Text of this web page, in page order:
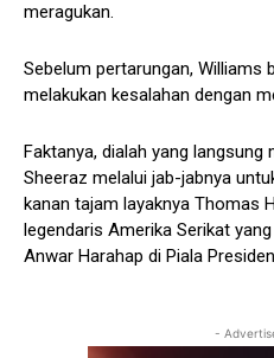
meragukan.
Sebelum pertarungan, Williams
melakukan kesalahan dengan
Faktanya, dialah yang langsung
Sheeraz melalui jab-jabnya
kanan tajam layaknya Thomas
legendaris Amerika Serikat
Anwar Harahap di Piala
-